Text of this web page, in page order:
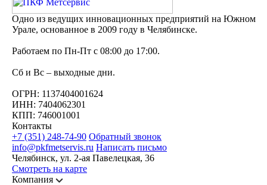
Одно из ведущих инновационных предприятий на Южном
Урале, основанное в 2009 году в Челябинске.
Работаем по Пн-Пт с 08:00 до 17:00.
Сб и Вс – выходные дни.
ОГРН: 1137404001624
ИНН: 7404062301
КПП: 746001001
Контакты
+7 (351) 248-74-90 Обратный звонок
info@pkfmetservis.ru Написать письмо
Челябинск, ул. 2-ая Павелецкая, 36
Смотреть на карте
Компания